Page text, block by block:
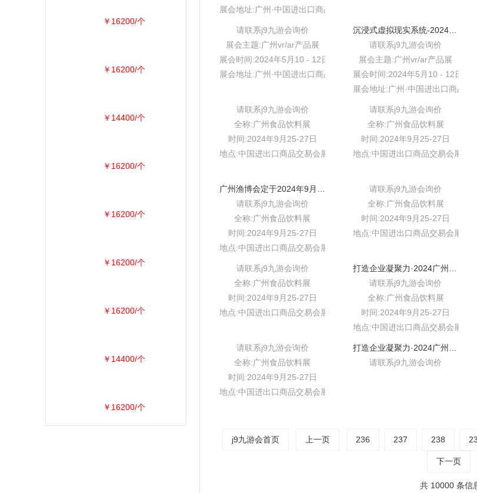
展会地址:广州·中国进出口商品交易会展馆
请联系j9九游会询价
展会主题:广州vr/ar产品展
展会时间:2024年5月10 - 12日
展会地址:广州·中国进出口商品交易会展馆
沉浸式虚拟现实系统-2024数字影院互动多媒体体感互动vr/ar展
请联系j9九游会询价
展会主题:广州vr/ar产品展
展会时间:2024年5月10 - 12日
展会地址:广州·中国进出口商品交
请联系j9九游会询价
全称:广州食品饮料展
时间:2024年9月25-27日
地点:中国进出口商品交易会展馆b区
请联系j9九游会询价
全称:广州食品饮料展
时间:2024年9月25-27日
地点:中国进出口商品交易会展馆b
请联系j9九游会询价
全称:广州食品饮料展
时间:2024年9月25-27日
地点:中国进出口商品交易会展馆b区
请联系j9九游会询价
全称:广州食品饮料展
时间:2024年9月25-27日
地点:中国进出口商品交易会展馆b
请联系j9九游会询价
全称:广州食品饮料展
时间:2024年9月25-27日
地点:中国进出口商品交易会展馆b区
请联系j9九游会询价
全称:广州食品饮料展
时间:2024年9月25-27日
地点:中国进出口商品交易会展馆b
请联系j9九游会询价
全称:广州食品饮料展
时间:2024年9月25-27日
地点:中国进出口商品交易会展馆b区
请联系j9九游会询价
j9九游会首页 上一页 236 237 238
下一页
共 10000 条信
￥16200/个
￥16200/个
￥14400/个
￥16200/个
￥16200/个
￥16200/个
￥16200/个
￥14400/个
￥16200/个